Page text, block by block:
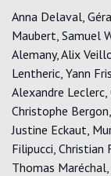
Anna Delaval,
Maubert, Samuel
Alemany, Alix
Lentheric, Yann
Alexandre
Christophe
Justine Eckaut,
Filipucci, Christian
Thomas Maréchal,